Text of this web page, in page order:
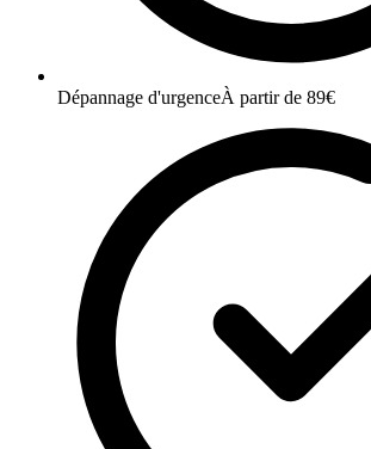
Dépannage d'urgenceÀ partir de 89€